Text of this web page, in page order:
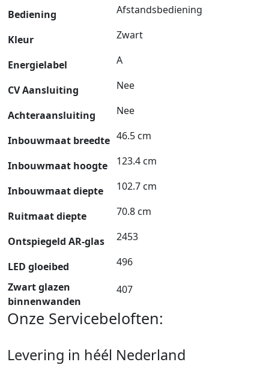
Bediening Afstandsbediening
Kleur Zwart
Energielabel A
CV Aansluiting Nee
Achteraansluiting Nee
Inbouwmaat breedte 46.5 cm
Inbouwmaat hoogte 123.4 cm
Inbouwmaat diepte 102.7 cm
Ruitmaat diepte 70.8 cm
Ontspiegeld AR-glas 2453
LED gloeibed
496
Zwart glazen
binnenwanden
407
Onze Servicebeloften:
Levering in héél Nederland